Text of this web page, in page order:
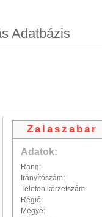
Adatbázis
Zalaszabar
Adatok:
Rang:
Irányítószám:
Telefon körzetszám:
Régió:
Megye: